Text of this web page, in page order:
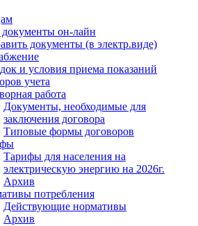
он-лайн
документы (в электр.виде)
и условия приема показаний
учета
работа
Документы, необходимые для
заключения договора
Типовые формы договоров
Тарифы для населения на
электрическую энергию на 2026г.
Архив
потребления
Действующие нормативы
Архив